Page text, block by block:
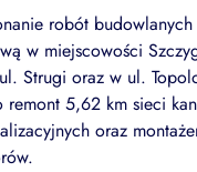
robót
w miejscowości
Strugi oraz w ul.
5,62 km sieci
oraz